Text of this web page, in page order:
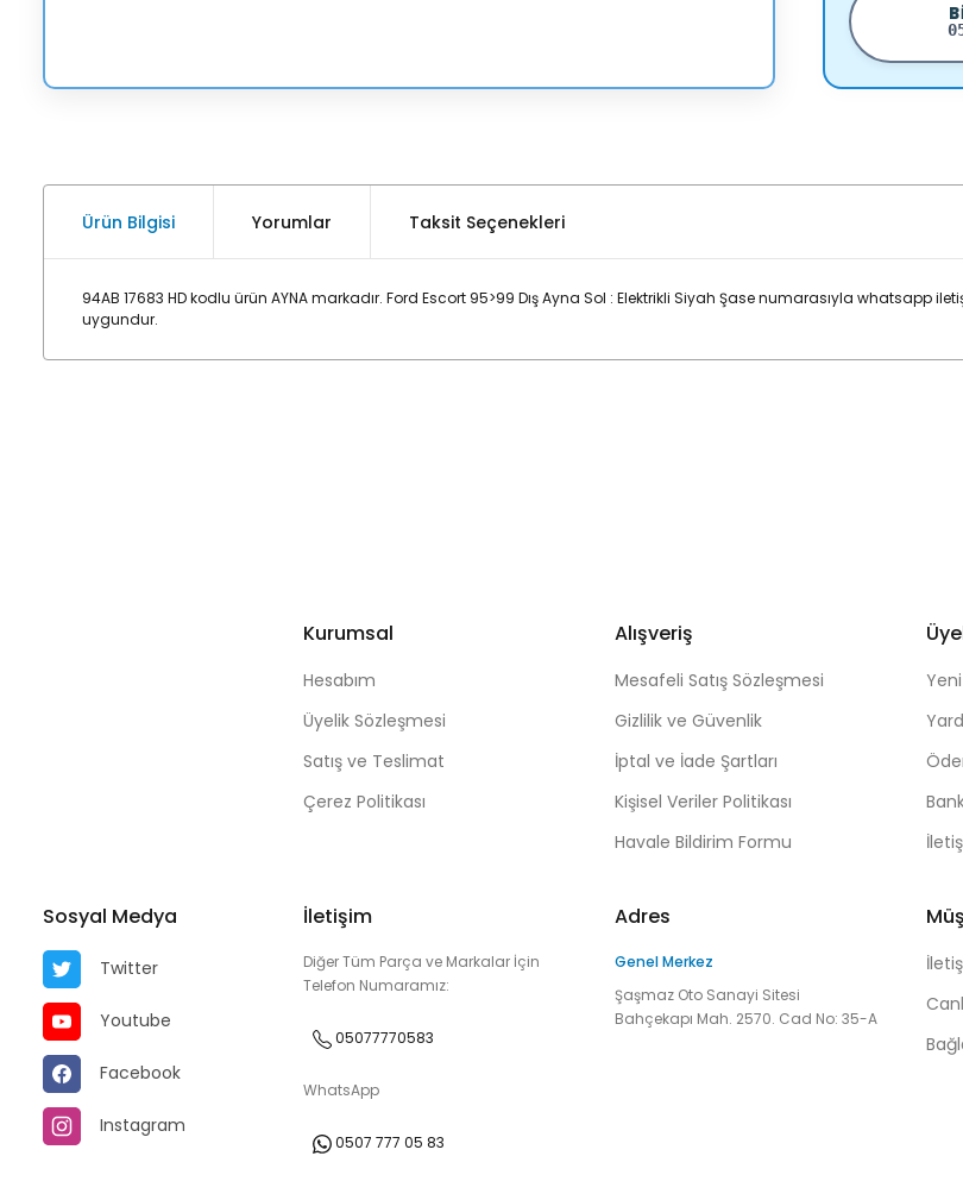
Ürün Bilgisi Yorumlar Taksit Seçenekleri
94AB 17683 HD kodlu ürün AYNA markadır. Ford Escort 95>99 Dış Ayna Sol : Elektrikli Siyah Şase numarasıyla whatsapp
uygundur.
Kurumsal
Hesabım
Üyelik Sözleşmesi
Satış ve Teslimat
Çerez Politikası
Alışveriş
Mesafeli Satış Sözleşmesi
Gizlilik ve Güvenlik
İptal ve İade Şartları
Kişisel Veriler Politikası
Havale Bildirim Formu
Sosyal Medya
Twitter
Youtube
Facebook
Instagram
İletişim
Diğer Tüm Parça ve Markalar İçin
Telefon Numaramız:
05077770583
WhatsApp
0507 777 05 83
Adres
Genel Merkez
Şaşmaz Oto Sanayi Sitesi
Bahçekapı Mah. 2570. Cad No: 35-A